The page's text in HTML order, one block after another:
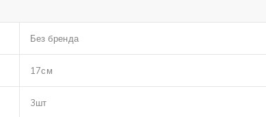
Без бренда
17см
3шт